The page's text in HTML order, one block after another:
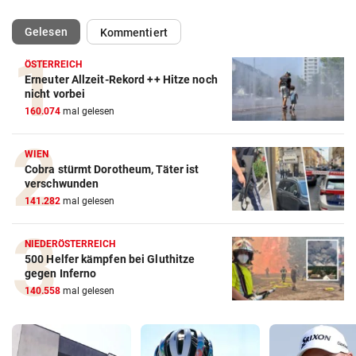
Gelesen(ausgewählt)Kommentiert
ÖSTERREICH
Erneuter Allzeit-Rekord ++ Hitze noch
nicht vorbei
160.074 mal gelesen
WIEN
Cobra stürmt Dorotheum, Täter ist
verschwunden
141.282 mal gelesen
NIEDERÖSTERREICH
500 Helfer kämpfen bei Gluthitze
gegen Inferno
140.558 mal gelesen